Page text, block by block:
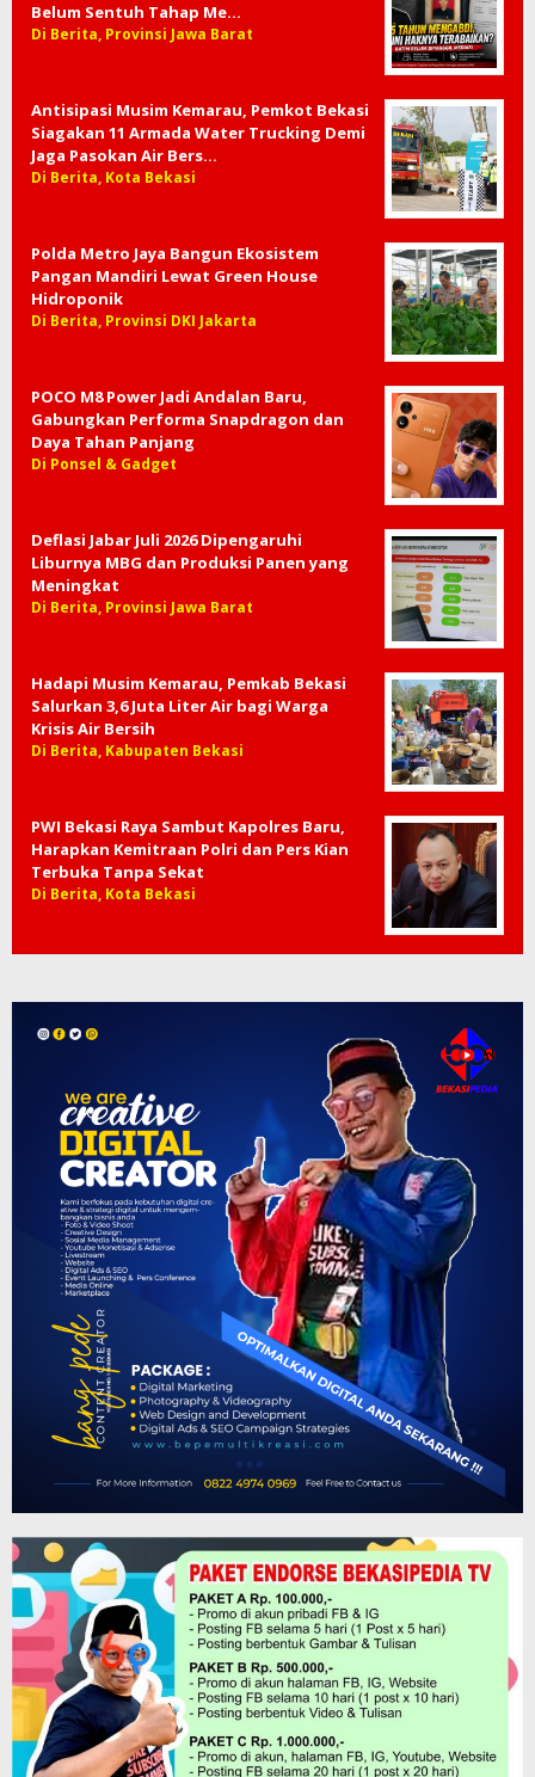
Belum Sentuh Tahap Me…
Di Berita, Provinsi Jawa Barat
Antisipasi Musim Kemarau, Pemkot Bekasi
Siagakan 11 Armada Water Trucking Demi
Jaga Pasokan Air Bers…
Di Berita, Kota Bekasi
Polda Metro Jaya Bangun Ekosistem
Pangan Mandiri Lewat Green House
Hidroponik
Di Berita, Provinsi DKI Jakarta
POCO M8 Power Jadi Andalan Baru,
Gabungkan Performa Snapdragon dan
Daya Tahan Panjang
Di Ponsel & Gadget
Deflasi Jabar Juli 2026 Dipengaruhi
Liburnya MBG dan Produksi Panen yang
Meningkat
Di Berita, Provinsi Jawa Barat
Hadapi Musim Kemarau, Pemkab Bekasi
Salurkan 3,6 Juta Liter Air bagi Warga
Krisis Air Bersih
Di Berita, Kabupaten Bekasi
PWI Bekasi Raya Sambut Kapolres Baru,
Harapkan Kemitraan Polri dan Pers Kian
Terbuka Tanpa Sekat
Di Berita, Kota Bekasi